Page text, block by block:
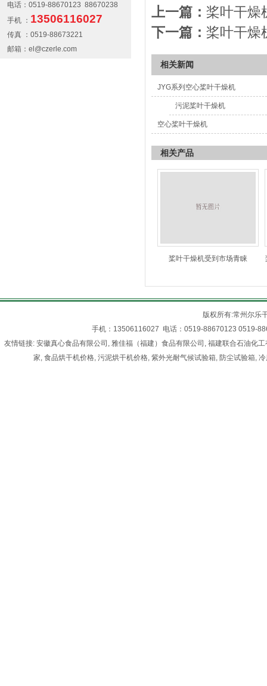
电话：0519-88670123 88670238
手机 ： 13506116027
传真 ：0519-88673221
邮箱：el@czerle.com
上一篇： 桨叶干燥
下一篇： 桨叶干燥
相关新闻
JYG系列空心桨叶干燥机
污泥桨叶干燥机
空心桨叶干燥机
相关产品
桨叶干燥机受到市场青睐
版权所有:常州尔乐
手机：13506116027 电话：0519-88670123 0519-
友情链接: 安徽真心食品有限公司 , 雅佳福（福建）食品有限公司 , 福建联合石油化工
家, 食品烘干机价格, 污泥烘干机价格, 紫外光耐气候试验箱, 防尘试验箱,